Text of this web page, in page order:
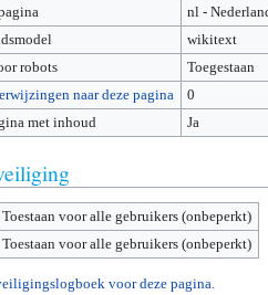
nl -
wikitext
robots
Toegestaan
naar deze pagina
0
met inhoud
Ja
Toestaan voor alle gebruikers (onbeperkt)
Toestaan voor alle gebruikers (onbeperkt)
voor deze pagina.